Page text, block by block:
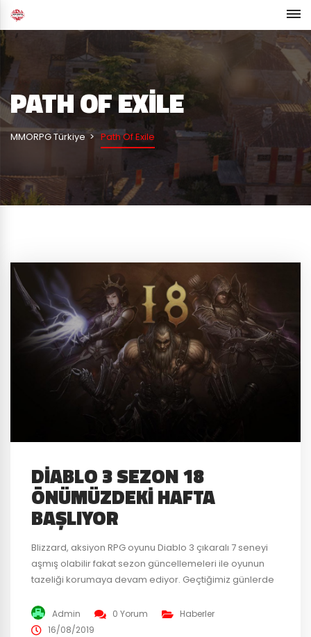
PATH OF EXILE
MMORPG Türkiye Path Of Exile
DIABLO 3 SEZON 18
ÖNÜMÜZDEKI HAFTA
BAŞLIYOR
Blizzard, aksiyon RPG oyunu Diablo 3 çıkaralı 7 seneyi
aşmış olabilir fakat sezon güncellemeleri ile oyunun
tazeliği korumaya devam ediyor. Geçtiğimiz günlerde
itibaren tatmaya başlayacağız. Yeni sezonun adı
“Season of the Triune“. 3 milenyum öncesinden Prime
Admin 0 Yorum
Haberler
16/08/2019